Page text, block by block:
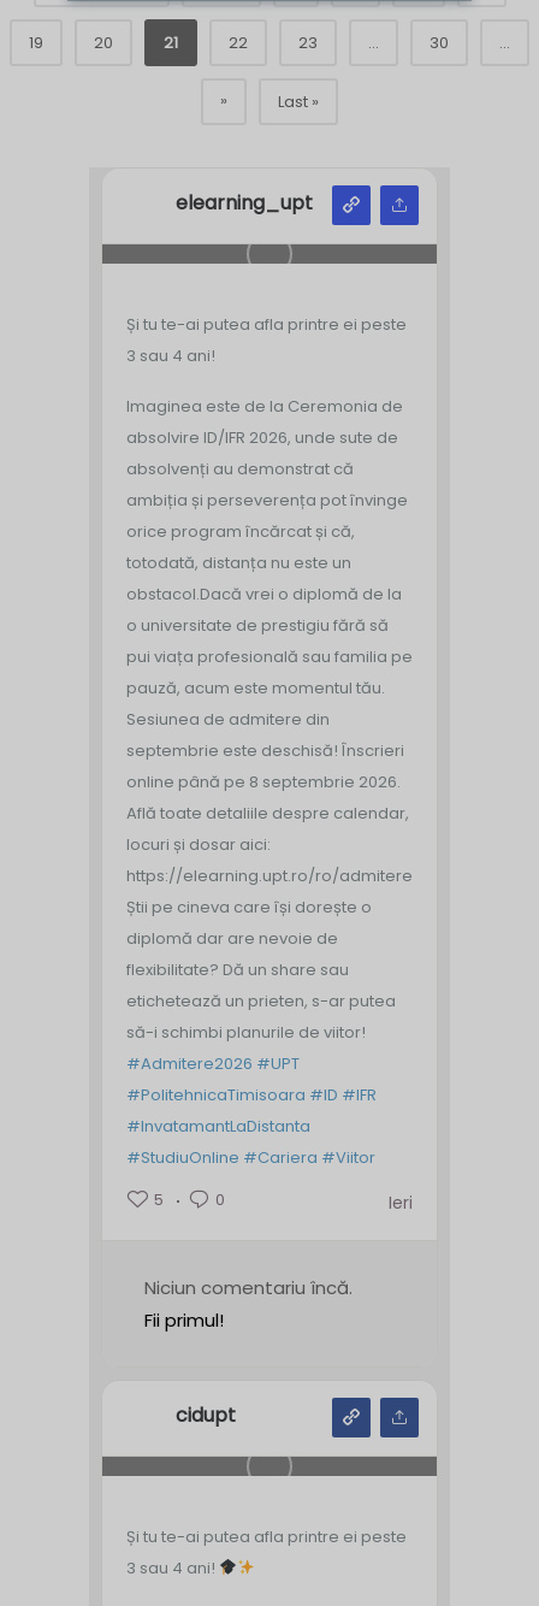
19 20 21 22 23 ... 30 ...
» Last »
elearning_upt
Și tu te-ai putea afla printre ei peste
3 sau 4 ani!
Imaginea este de la Ceremonia de
absolvire ID/IFR 2026, unde sute de
absolvenți au demonstrat că
ambiția și perseverența pot învinge
orice program încărcat și că,
totodată, distanța nu este un
obstacol.Dacă vrei o diplomă de la
o universitate de prestigiu fără să
pui viața profesională sau familia pe
pauză, acum este momentul tău.
Sesiunea de admitere din
septembrie este deschisă! Înscrieri
online până pe 8 septembrie 2026.
Află toate detaliile despre calendar,
locuri și dosar aici:
https://elearning.upt.ro/ro/admitere/
Știi pe cineva care își dorește o
diplomă dar are nevoie de
flexibilitate? Dă un share sau
etichetează un prieten, s-ar putea
să-i schimbi planurile de viitor!
#Admitere2026 #UPT
#PolitehnicaTimisoara #ID #IFR
#InvatamantLaDistanta
#StudiuOnline #Cariera #Viitor
5
0 Ieri
Niciun comentariu încă.
Fii primul!
cidupt
Și tu te-ai putea afla printre ei peste
3 sau 4 ani!